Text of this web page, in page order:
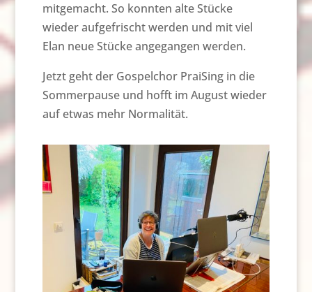
mitgemacht. So konnten alte Stücke
wieder aufgefrischt werden und mit viel
Elan neue Stücke angegangen werden.
Jetzt geht der Gospelchor PraiSing in die
Sommerpause und hofft im August wieder
auf etwas mehr Normalität.